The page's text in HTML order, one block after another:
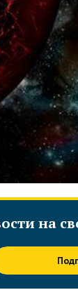
на